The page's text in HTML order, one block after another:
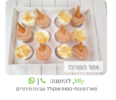
אזור המרכז
MLY
Mly, להזמנה: |
מארז קינוחי כוסות שוקולד וגבינה פירורים